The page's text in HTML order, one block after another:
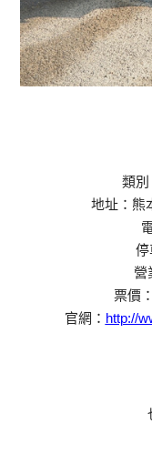
類
地址：熊
停
營
票價
官網： http://